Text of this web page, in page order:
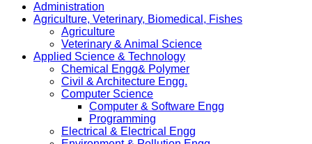
Administration
Agriculture, Veterinary, Biomedical, Fishes
Agriculture
Veterinary & Animal Science
Applied Science & Technology
Chemical Engg& Polymer
Civil & Architecture Engg.
Computer Science
Computer & Software Engg
Programming
Electrical & Electrical Engg